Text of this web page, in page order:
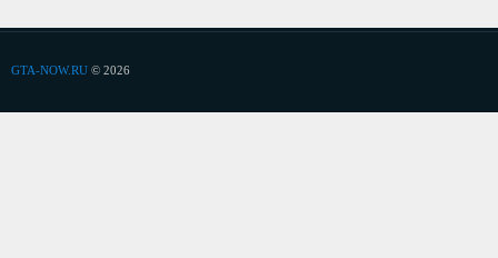
GTA-NOW.RU © 2026